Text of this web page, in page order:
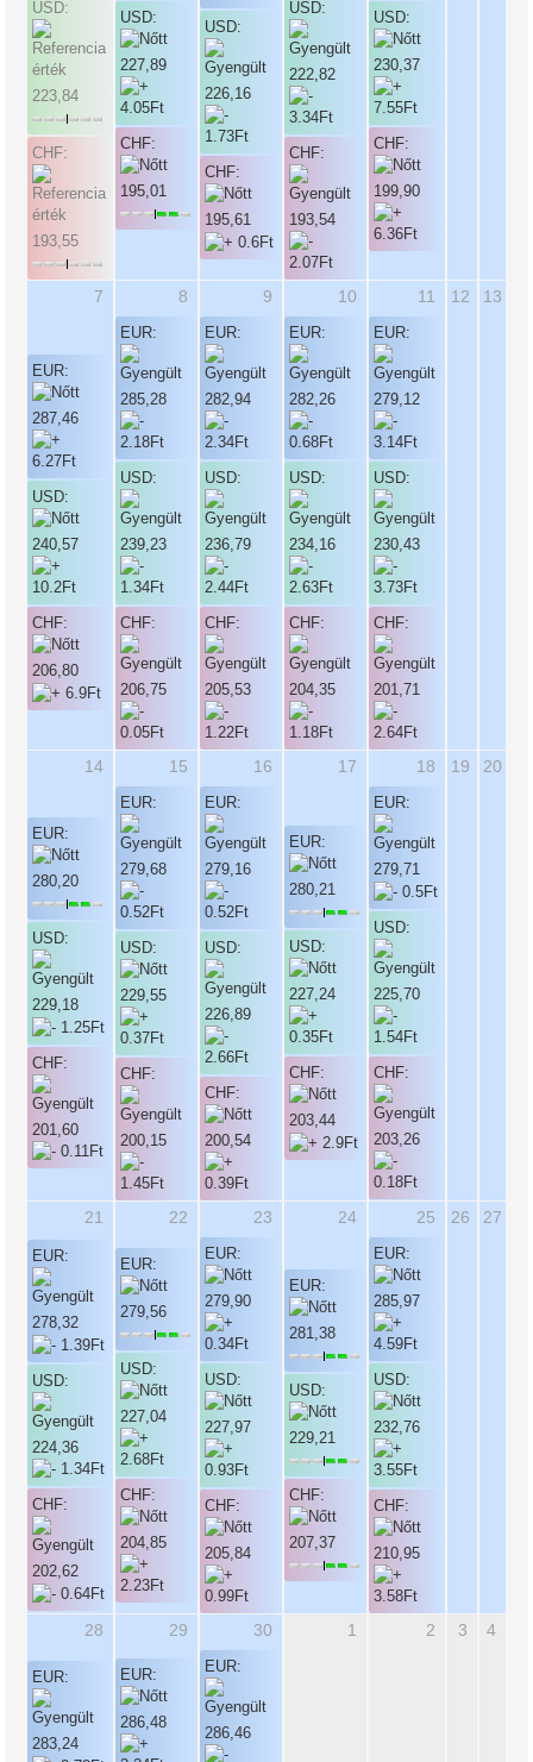
USD:
223,84
CHF:
193,55
USD:
227,89
CHF:
195,01
USD:
226,16
CHF:
195,61
USD:
222,82
CHF:
193,54
USD:
230,37
CHF:
199,90
7
EUR:
287,46
USD:
240,57
CHF:
206,80
8
EUR:
285,28
USD:
239,23
CHF:
206,75
9
EUR:
282,94
USD:
236,79
CHF:
205,53
10
EUR:
282,26
USD:
234,16
CHF:
204,35
11
EUR:
279,12
USD:
230,43
CHF:
201,71
12 13
14
EUR:
280,20
USD:
229,18
CHF:
201,60
15
EUR:
279,68
USD:
229,55
CHF:
200,15
16
EUR:
279,16
USD:
226,89
CHF:
200,54
17
EUR:
280,21
USD:
227,24
CHF:
203,44
18
EUR:
279,71
USD:
225,70
CHF:
203,26
19 20
21
EUR:
278,32
USD:
224,36
CHF:
202,62
22
EUR:
279,56
USD:
227,04
CHF:
204,85
23
EUR:
279,90
USD:
227,97
CHF:
205,84
24
EUR:
281,38
USD:
229,21
CHF:
207,37
25
EUR:
285,97
USD:
232,76
CHF:
210,95
26 27
28
EUR:
283,24
29
EUR:
286,48
30
EUR:
286,46
1 2 3 4